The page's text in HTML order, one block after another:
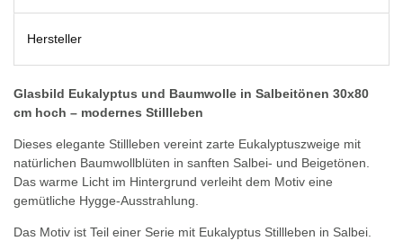
Hersteller
Glasbild Eukalyptus und Baumwolle in Salbeitönen 30x80
cm hoch – modernes Stillleben
Dieses elegante Stillleben vereint zarte Eukalyptuszweige mit
natürlichen Baumwollblüten in sanften Salbei- und Beigetönen.
Das warme Licht im Hintergrund verleiht dem Motiv eine
gemütliche Hygge-Ausstrahlung.
Das Motiv ist Teil einer Serie mit Eukalyptus Stillleben in Salbei.